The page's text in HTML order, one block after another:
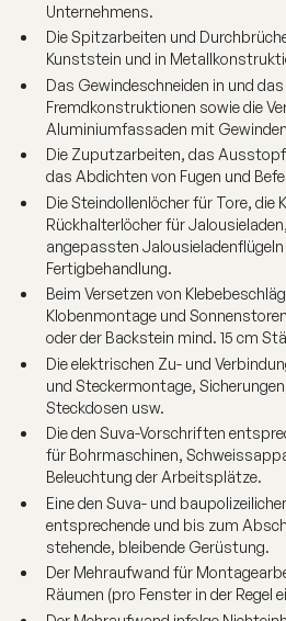
Unternehmens.
Die Spitzarbeiten und
Kunststein und in
Das Gewindeschneiden in und
Fremdkonstruktionen sowie die
Aluminiumfassaden mit
Die Zuputzarbeiten, das
das Abdichten von Fugen und
Die Steindollenlöcher für Tore, die
Rückhalterlöcher für
angepassten Jalousieladenflügeln
Fertigbehandlung.
Beim Versetzen von
Klobenmontage und
oder der Backstein mind. 15 cm
Die elektrischen Zu- und
und Steckermontage,
Steckdosen usw.
Die den Suva-Vorschriften
für Bohrmaschinen,
Beleuchtung der Arbeitsplätze.
Eine den Suva- und
entsprechende und bis zum
stehende, bleibende Gerüstung.
Der Mehraufwand für
Räumen (pro Fenster in der Regel